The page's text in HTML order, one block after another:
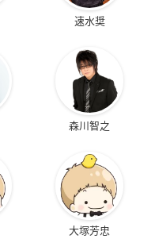
速水奨
森川智之
大塚芳忠